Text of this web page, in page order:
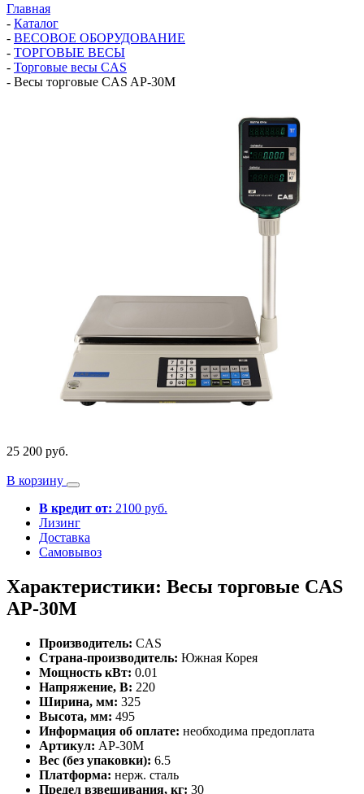
Главная
- Каталог
- ВЕСОВОЕ ОБОРУДОВАНИЕ
- ТОРГОВЫЕ ВЕСЫ
- Торговые весы СAS
- Весы торговые CAS AP-30M
25 200 руб.
В корзину
В кредит от: 2100 руб.
Лизинг
Доставка
Самовывоз
Характеристики: Весы торговые CAS
AP-30M
Производитель: CAS
Страна-производитель: Южная Корея
Мощность кВт: 0.01
Напряжение, В: 220
Ширина, мм: 325
Высота, мм: 495
Информация об оплате: необходима предоплата
Артикул: AP-30M
Вес (без упаковки): 6.5
Платформа: нерж. сталь
Предел взвешивания, кг: 30